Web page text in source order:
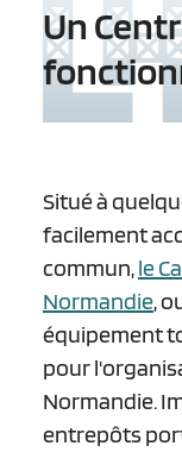
Un
Situé à
facilement
commun,le
Normandie,
équipement
pour
Normandie.
entrepôts